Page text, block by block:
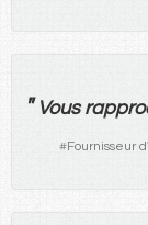
" Vous
#Fournisseur